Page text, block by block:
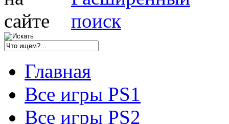
Главная
Все игры PS1
Все игры PS2